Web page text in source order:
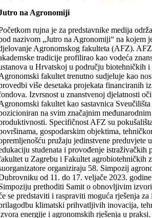
na Agronomiji
rujna je za predstavnike medija
nazivom „Jutro na Agronomiji“ na kojem
Agronomskog fakulteta (AFZ).
tradicije profilirao kao vodeća
u Hrvatskoj u području biotehničkih i
fakultet trenutno sudjeluje kao
više desetaka projekata financiranih
Izvrsnost u znanstvenoj djelatnosti
fakultet kao sastavnica
na svim značajnim
Specifičnost AFZ su
gospodarskim objektima,
pružaju jedinstvene preduvjete
studenata i provođenje istraživačkih
u Zagrebu i Fakultet agrobiotehničkih
organiziraju 58. Simpozij
od 11. do 17. veljače 2023.
prethoditi Samit o obnovljivim
se predstaviti i raspraviti moguća rješenja
klimatski prihvatljivih inovacija,
energije i agronomskih rješenja u